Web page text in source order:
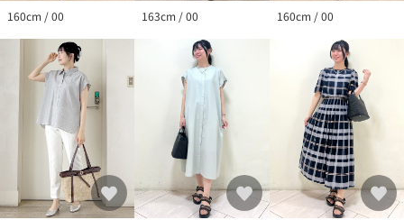
160cm / 00 163cm / 00 160cm / 00